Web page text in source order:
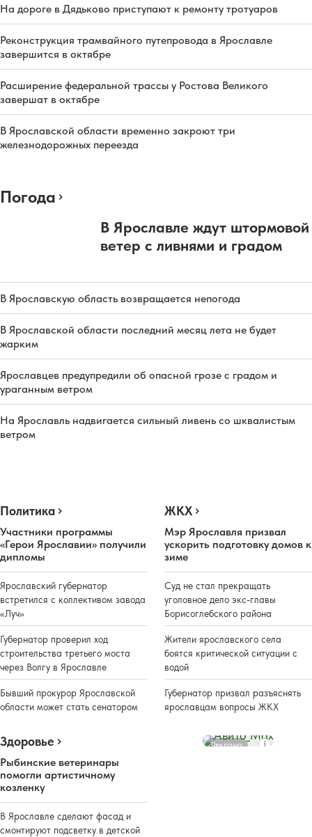
На дороге в Дядьково приступают к ремонту тротуаров
Реконструкция трамвайного путепровода в Ярославле
завершится в октябре
Расширение федеральной трассы у Ростова Великого
завершат в октябре
В Ярославской области временно закроют три
железнодорожных переезда
Погода
В Ярославле ждут штормовой
ветер с ливнями и градом
В Ярославскую область возвращается непогода
В Ярославской области последний месяц лета не будет
жарким
Ярославцев предупредили об опасной грозе с градом и
ураганным ветром
На Ярославль надвигается сильный ливень со шквалистым
ветром
Политика
Участники программы
«Герои Ярославии» получили
дипломы
Ярославский губернатор
встретился с коллективом завода
«Луч»
Губернатор проверил ход
строительства третьего моста
через Волгу в Ярославле
Бывший прокурор Ярославской
области может стать сенатором
ЖКХ
Мэр Ярославля призвал
ускорить подготовку домов к
зиме
Суд не стал прекращать
уголовное дело экс-главы
Борисоглебского района
Жители ярославского села
боятся критической ситуации с
водой
Губернатор призвал разъяснять
ярославцам вопросы ЖКХ
Здоровье
Рыбинские ветеринары
помогли артистичному
козленку
В Ярославле сделают фасад и
смонтируют подсветку в детской
Реклама